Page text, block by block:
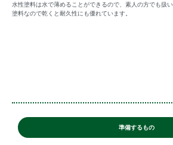
水性塗料は水で薄めることができるので、素人の方でも扱
塗料なので乾くと耐久性にも優れています。
準備するもの